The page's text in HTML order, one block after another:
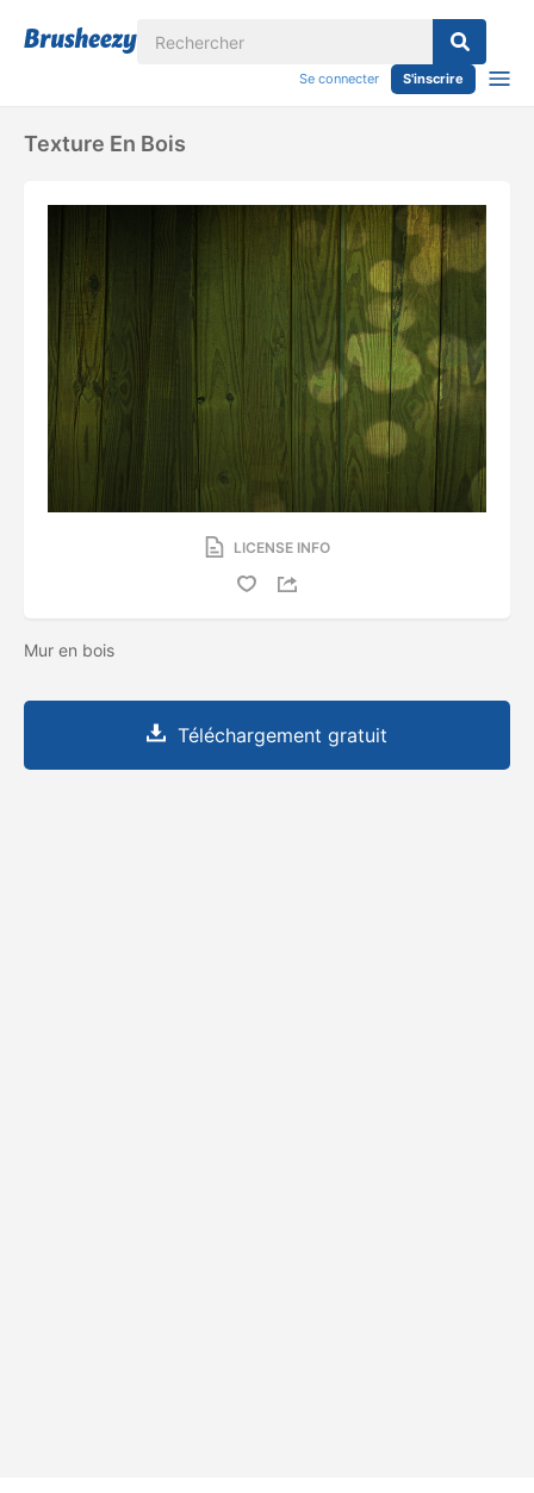
Se connecter S'inscrire
Texture En Bois
LICENSE INFO
Mur en bois
Téléchargement gratuit